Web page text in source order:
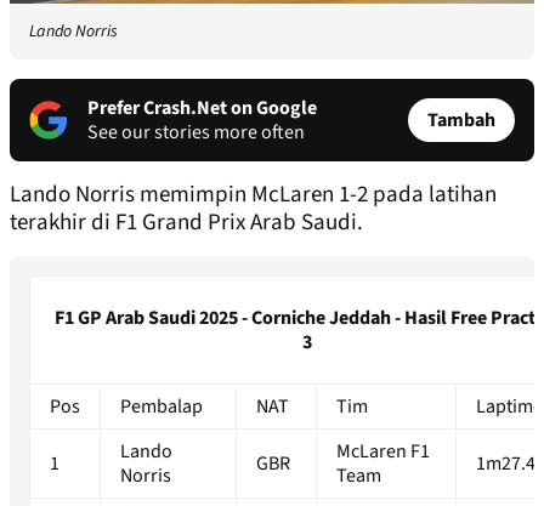
Lando Norris
Prefer Crash.Net on Google
See our stories more often
Tambah
Lando Norris memimpin McLaren 1-2 pada latihan
terakhir di F1 Grand Prix Arab Saudi.
F1 GP Arab Saudi 2025 - Corniche Jeddah - Hasil Free
3
Pos Pembalap NAT Tim Laptime
1
Lando
Norris
GBR
McLaren F1
Team